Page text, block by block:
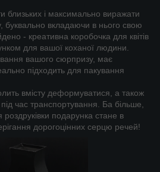
близьких і максимально виражати
буквально вкладаючи в нього свою
- креативна коробочка для квітів
для вашої коханої людини.
вашого сюрпризу, має
підходить для пакування
вмісту деформуватися, а також
час транспортування. Ба більше,
роздруківки подарунка стане в
дорогоцінних серцю речей!